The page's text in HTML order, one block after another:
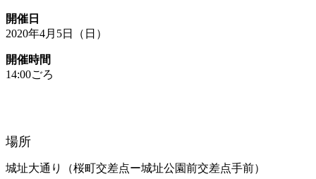
開催日
2020年4月5日（日）
開催時間
14:00ごろ
場所
城址大通り（桜町交差点ー城址公園前交差点手前）